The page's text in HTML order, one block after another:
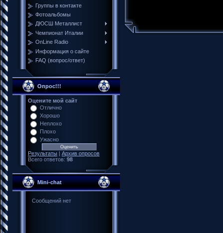
Группы в контакте
Фотоальбомы
ДЮСШ Металлист
Чемпионат Италии
ОnLine Radio
Информация о сайте
FAQ (вопрос/ответ)
Опрос!!!
Оцените мой сайт
Отлично
Хорошо
Неплохо
Плохо
Ужасно
Результаты | Архив опросов
Всего ответов: 98
Mini-chat